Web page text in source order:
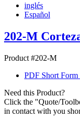
inglés
Español
202-M
Product #202-M
PDF Short Form
Need this Product?
Click the "Quote/
in contact with you